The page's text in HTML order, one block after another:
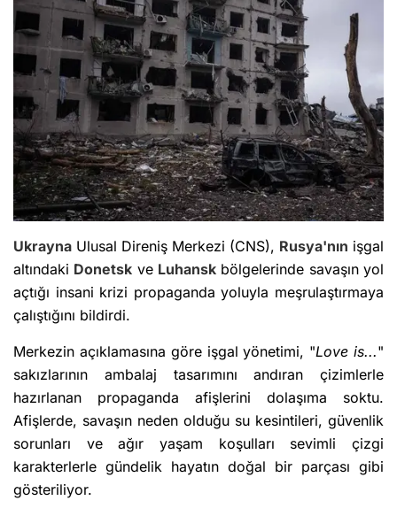
Ukrayna Ulusal Direniş Merkezi (CNS), Rusya'nın işgal
altındaki Donetsk ve Luhansk bölgelerinde savaşın yol
açtığı insani krizi propaganda yoluyla meşrulaştırmaya
çalıştığını bildirdi.
Merkezin açıklamasına göre işgal yönetimi, "Love is..."
sakızlarının ambalaj tasarımını andıran çizimlerle
hazırlanan propaganda afişlerini dolaşıma soktu.
Afişlerde, savaşın neden olduğu su kesintileri, güvenlik
sorunları ve ağır yaşam koşulları sevimli çizgi
karakterlerle gündelik hayatın doğal bir parçası gibi
gösteriliyor.